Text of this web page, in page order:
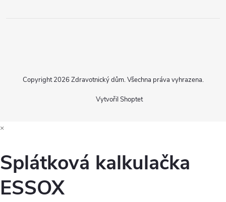
Vytvořil Shoptet
Copyright 2026 Zdravotnický dům. Všechna práva vyhrazena.
×
Splátková kalkulačka
ESSOX